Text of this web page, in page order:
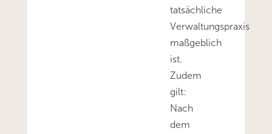
tatsächliche
Verwaltungspraxis
maßgeblich
ist.
Zudem
gilt:
Nach
dem